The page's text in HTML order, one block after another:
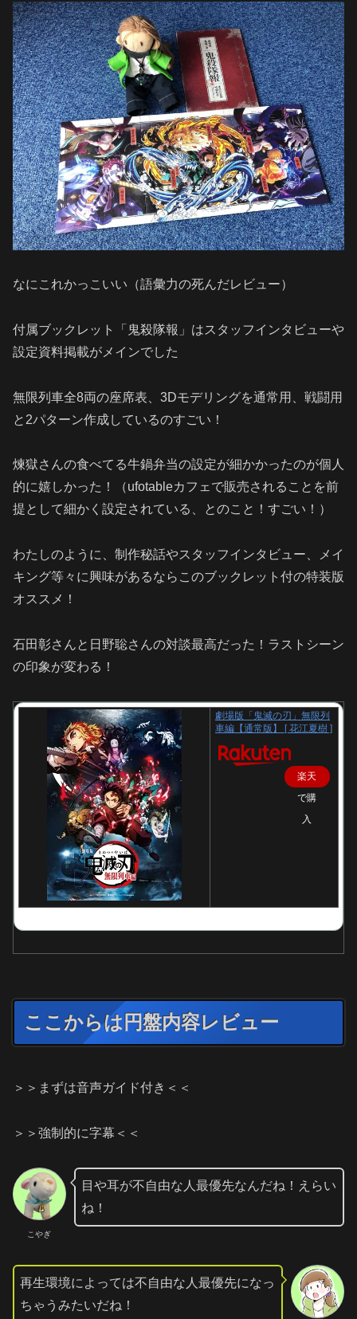
なにこれかっこいい（語彙力の死んだレビュー）
付属ブックレット「鬼殺隊報」はスタッフインタビューや
設定資料掲載がメインでした
無限列車全8両の座席表、3Dモデリングを通常用、戦闘用
と2パターン作成しているのすごい！
煉獄さんの食べてる牛鍋弁当の設定が細かかったのが個人
的に嬉しかった！（ufotableカフェで販売されることを前
提として細かく設定されている、とのこと！すごい！）
わたしのように、制作秘話やスタッフインタビュー、メイ
キング等々に興味があるならこのブックレット付の特装版
オススメ！
石田彰さんと日野聡さんの対談最高だった！ラストシーン
の印象が変わる！
劇場版「鬼滅の刃」無限列
車編【通常版】 [ 花江夏樹 ]
楽天
で購
入
ここからは円盤内容レビュー
＞＞まずは音声ガイド付き＜＜
＞＞強制的に字幕＜＜
こやぎ
目や耳が不自由な人最優先なんだね！えらい
ね！
再生環境によっては不自由な人最優先になっ
ちゃうみたいだね！